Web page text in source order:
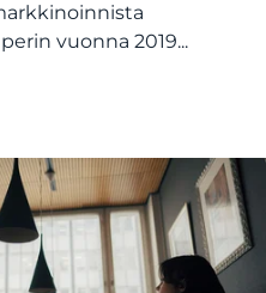
vuonna 2019...